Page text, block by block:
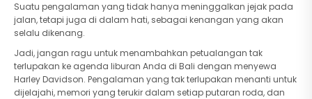
Suatu pengalaman yang tidak hanya meninggalkan jejak pada
jalan, tetapi juga di dalam hati, sebagai kenangan yang akan
selalu dikenang.
Jadi, jangan ragu untuk menambahkan petualangan tak
terlupakan ke agenda liburan Anda di Bali dengan menyewa
Harley Davidson. Pengalaman yang tak terlupakan menanti untuk
dijelajahi, memori yang terukir dalam setiap putaran roda, dan